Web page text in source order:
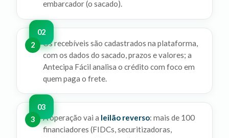
embarcador (o sacado).
2
Os recebíveis são cadastrados na plataforma,
com os dados do sacado, prazos e valores; a
Antecipa Fácil analisa o crédito com foco em
quem paga o frete.
3 A operação vai a leilão reverso: mais de 100
financiadores (FIDCs, securitizadoras,